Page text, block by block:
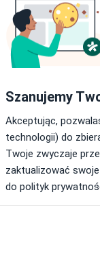
Więcej
opinii
Leczniczego
Szanujemy
Akceptując,
technologii) do
Twoje zwyczaje
zaktualizować
do polityk